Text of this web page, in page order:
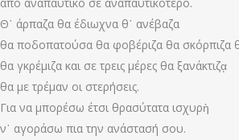
Θ᾿ άρπαζα θα έδιωχνα θ᾿ ανέβαζα
θα ποδοπατούσα θα φοβέριζα θα σκόρπιζα
θα γκρέμιζα και σε τρεις μέρες θα ξανάκτιζᾳ
θα με τρέμαν οι στερήσεις.
Για να μπορέσω έτσι θρασύτατα ισχυρὴ
ν᾿ αγοράσω πια την ανάστασή σου.